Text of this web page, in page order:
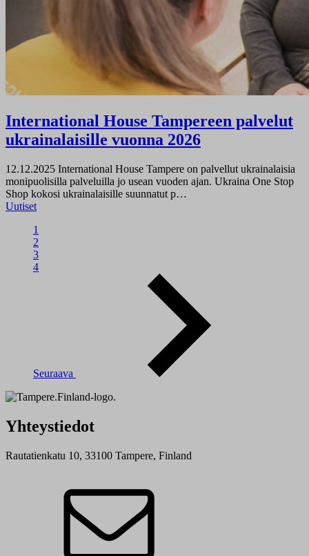
International House Tampereen palvelut
ukrainalaisille vuonna 2026
12.12.2025 International House Tampere on palvellut ukrainalaisia
monipuolisilla palveluilla jo usean vuoden ajan. Ukraina One Stop
Shop kokosi ukrainalaisille suunnatut p…
Uutiset
1
2
3
4
Seuraava
Yhteystiedot
Rautatienkatu 10, 33100 Tampere, Finland